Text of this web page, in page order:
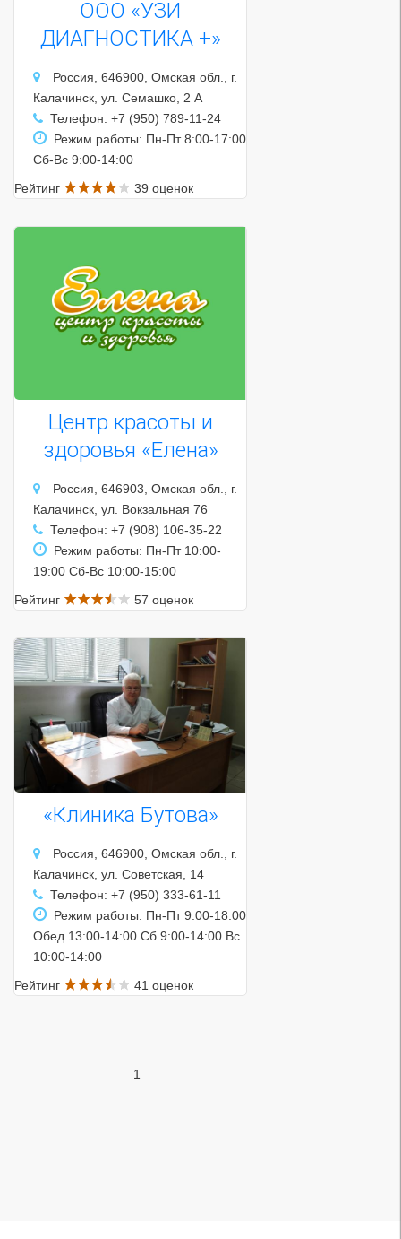
ООО «УЗИ
ДИАГНОСТИКА +»
Россия, 646900, Омская обл., г.
Калачинск, ул. Семашко, 2 А
Телефон: +7 (950) 789-11-24
Режим работы: Пн-Пт 8:00-17:00
Сб-Вс 9:00-14:00
Рейтинг
39 оценок
Центр красоты и
здоровья «Елена»
Россия, 646903, Омская обл., г.
Калачинск, ул. Вокзальная 76
Телефон: +7 (908) 106-35-22
Режим работы: Пн-Пт 10:00-
19:00 Сб-Вс 10:00-15:00
Рейтинг
57 оценок
«Клиника Бутова»
Россия, 646900, Омская обл., г.
Калачинск, ул. Советская, 14
Телефон: +7 (950) 333-61-11
Режим работы: Пн-Пт 9:00-18:00
Обед 13:00-14:00 Сб 9:00-14:00 Вс
10:00-14:00
Рейтинг
41 оценок
1